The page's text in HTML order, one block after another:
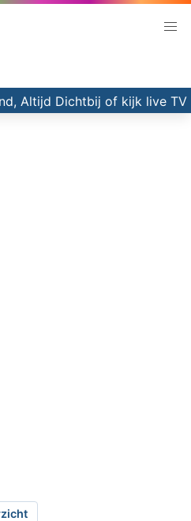
Altijd Dichtbij of kijk live TV